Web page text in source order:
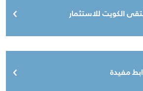
الكويت للاستثمار
مفيدة